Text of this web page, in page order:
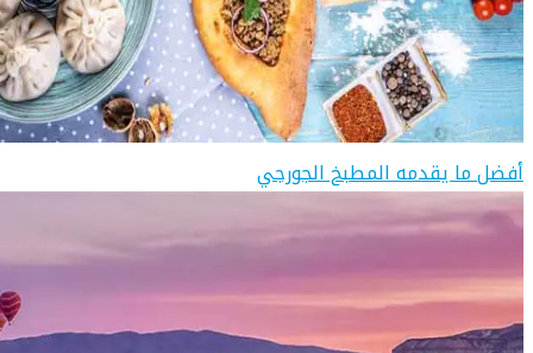
أفضل ما يقدمه المطبخ الجورجي